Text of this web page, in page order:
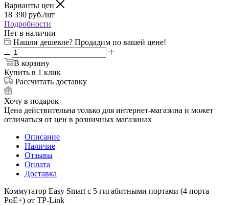
Варианты цен
18 390 руб./шт
Подробности
Нет в наличии
Нашли дешевле? Продадим по вашей цене!
В корзину
Купить в 1 клик
Рассчитать доставку
Хочу в подарок
Цена действительна только для интернет-магазина и может
отличаться от цен в розничных магазинах
Описание
Наличие
Отзывы
Оплата
Доставка
Коммутатор Easy Smart с 5 гигабитными портами (4 порта
PoE+) от TP-Link